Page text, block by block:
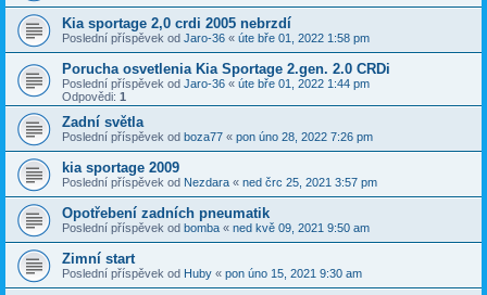
Kia sportage 2,0 crdi 2005 nebrzdí
Poslední příspěvek od Jaro-36 « úte bře 01, 2022 1:58 pm
Porucha osvetlenia Kia Sportage 2.gen. 2.0 CRDi
Poslední příspěvek od Jaro-36 « úte bře 01, 2022 1:44 pm
Odpovědi: 1
Zadní světla
Poslední příspěvek od boza77 « pon úno 28, 2022 7:26 pm
kia sportage 2009
Poslední příspěvek od Nezdara « ned črc 25, 2021 3:57 pm
Opotřebení zadních pneumatik
Poslední příspěvek od bomba « ned kvě 09, 2021 9:50 am
Zimní start
Poslední příspěvek od Huby « pon úno 15, 2021 9:30 am